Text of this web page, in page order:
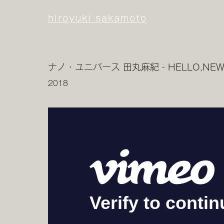
hiroyuki sakamoto
ナノ・ユニバース 田丸麻紀 -
2018